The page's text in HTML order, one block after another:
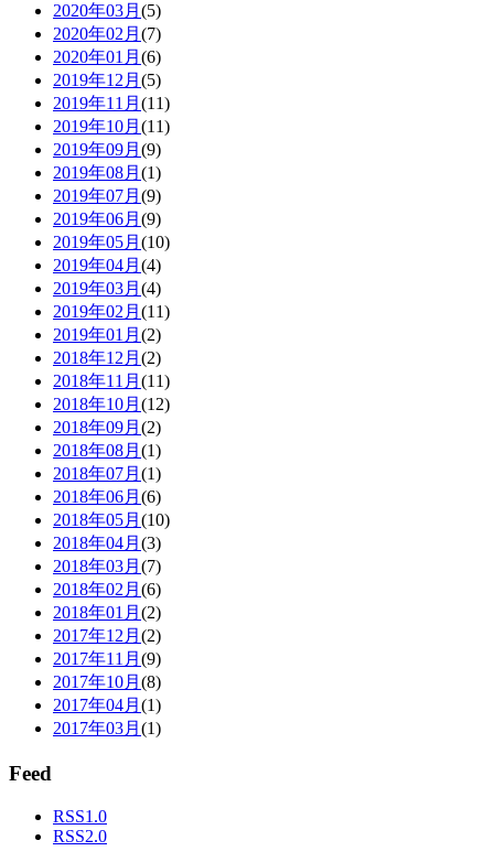
2020年03月 (5)
2020年02月 (7)
2020年01月 (6)
2019年12月 (5)
2019年11月 (11)
2019年10月 (11)
2019年09月 (9)
2019年08月 (1)
2019年07月 (9)
2019年06月 (9)
2019年05月 (10)
2019年04月 (4)
2019年03月 (4)
2019年02月 (11)
2019年01月 (2)
2018年12月 (2)
2018年11月 (11)
2018年10月 (12)
2018年09月 (2)
2018年08月 (1)
2018年07月 (1)
2018年06月 (6)
2018年05月 (10)
2018年04月 (3)
2018年03月 (7)
2018年02月 (6)
2018年01月 (2)
2017年12月 (2)
2017年11月 (9)
2017年10月 (8)
2017年04月 (1)
2017年03月 (1)
Feed
RSS1.0
RSS2.0